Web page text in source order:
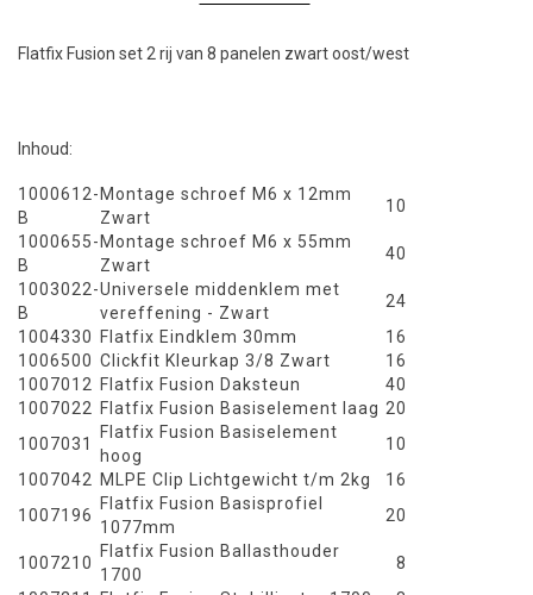
Flatfix Fusion set 2 rij van 8 panelen zwart oost/west
Inhoud:
1000612-
B
Montage schroef M6 x 12mm
Zwart
10
1000655-
B
Montage schroef M6 x 55mm
Zwart
40
1003022-
B
Universele middenklem met
vereffening - Zwart
24
1004330
Flatfix Eindklem 30mm
16
1006500 Clickfit Kleurkap 3/8 Zwart
16
1007012
Flatfix Fusion Daksteun
40
1007022
Flatfix Fusion Basiselement laag 20
1007031
Flatfix Fusion Basiselement
hoog
10
1007042
MLPE Clip Lichtgewicht t/m 2kg
16
1007196
Flatfix Fusion Basisprofiel
1077mm
20
1007210
Flatfix Fusion Ballasthouder
1700
8